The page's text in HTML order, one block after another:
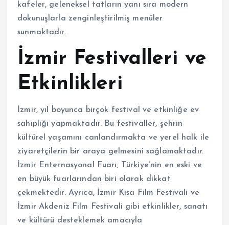
kafeler, geleneksel tatların yanı sıra modern
dokunuşlarla zenginleştirilmiş menüler
sunmaktadır.
İzmir Festivalleri ve
Etkinlikleri
İzmir, yıl boyunca birçok festival ve etkinliğe ev
sahipliği yapmaktadır. Bu festivaller, şehrin
kültürel yaşamını canlandırmakta ve yerel halk ile
ziyaretçilerin bir araya gelmesini sağlamaktadır.
İzmir Enternasyonal Fuarı, Türkiye’nin en eski ve
en büyük fuarlarından biri olarak dikkat
çekmektedir. Ayrıca, İzmir Kısa Film Festivali ve
İzmir Akdeniz Film Festivali gibi etkinlikler, sanatı
ve kültürü desteklemek amacıyla